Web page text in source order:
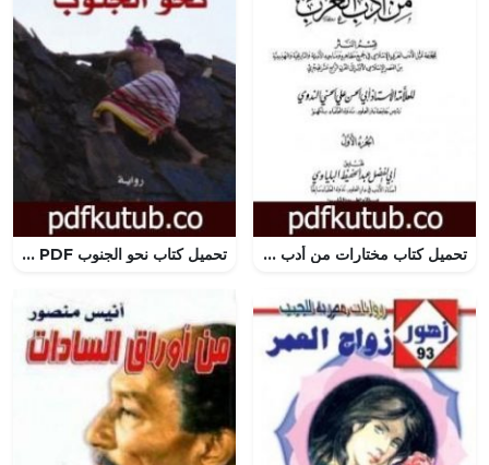
تحميل كتاب مختارات من أدب العرب – الجزء الأول PDF تأليف أبو الحسن الندوي مجانا [كامل] تحميل كتاب نحو الجنوب PDF تأليف طاهر الزهراني مجانا [كامل]